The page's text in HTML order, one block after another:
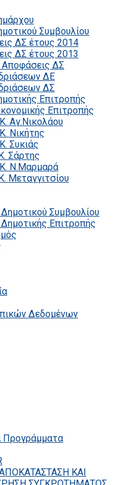
Συμβουλίου
ΔΣ έτους 2014
ΔΣ έτους 2013
Αποφάσεις ΔΣ
ΔΕ
ΔΣ
Επιτροπής
Επιτροπής
Αγ.Νικολάου
Νικήτης
Συκιάς
Σάρτης
Ν.Μαρμαρά
Μεταγγιτσίου
Συμβουλίου
Επιτροπής
Δεδομένων
Προγράμματα
ΚΑΙ